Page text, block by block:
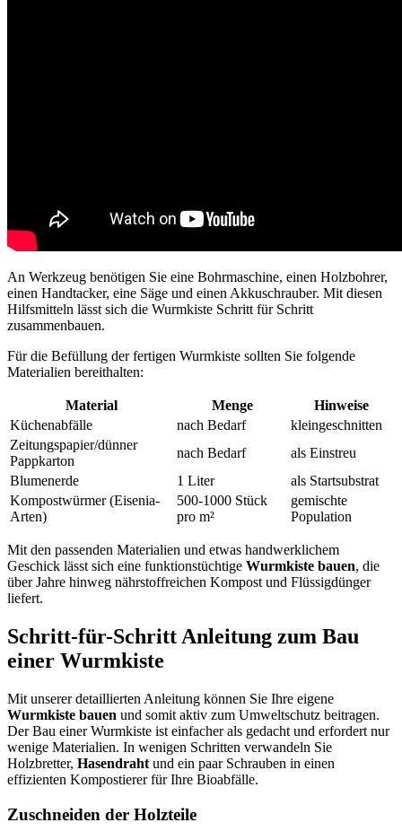
An Werkzeug benötigen Sie eine Bohrmaschine, einen Holzbohrer,
einen Handtacker, eine Säge und einen Akkuschrauber. Mit diesen
Hilfsmitteln lässt sich die Wurmkiste Schritt für Schritt
zusammenbauen.
Für die Befüllung der fertigen Wurmkiste sollten Sie folgende
Materialien bereithalten:
Material Menge
Hinweise
Küchenabfälle
nach Bedarf
kleingeschnitten
Zeitungspapier/dünner
Pappkarton
nach Bedarf
als Einstreu
Blumenerde
1 Liter
als Startsubstrat
Kompostwürmer (Eisenia-
Arten)
500-1000 Stück
pro m²
gemischte
Population
Mit den passenden Materialien und etwas handwerklichem
Geschick lässt sich eine funktionstüchtige Wurmkiste bauen, die
über Jahre hinweg nährstoffreichen Kompost und Flüssigdünger
liefert.
Schritt-für-Schritt Anleitung zum Bau
einer Wurmkiste
Mit unserer detaillierten Anleitung können Sie Ihre eigene
Wurmkiste bauen und somit aktiv zum Umweltschutz beitragen.
Der Bau einer Wurmkiste ist einfacher als gedacht und erfordert nur
wenige Materialien. In wenigen Schritten verwandeln Sie
Holzbretter, Hasendraht und ein paar Schrauben in einen
effizienten Kompostierer für Ihre Bioabfälle.
Zuschneiden der Holzteile